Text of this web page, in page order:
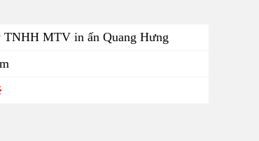
TNHH MTV in ấn Quang Hưng